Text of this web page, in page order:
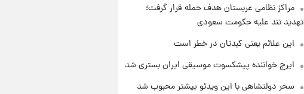
مراکز نظامی عربستان هدف حمله قرار گرفت؛
تهدید تند علیه حکومت سعودی
این علائم یعنی کبدتان در خطر است
ایرج خواننده پیشکسوت موسیقی ایران بستری شد
سحر دولتشاهی با این ویدئو بیشتر محبوب شد